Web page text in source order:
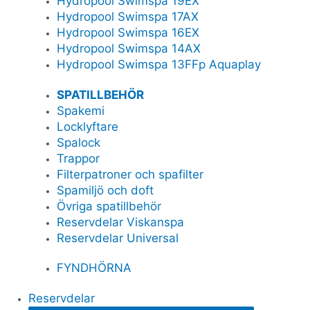
Hydropool Swimspa 17AX
Hydropool Swimspa 16EX
Hydropool Swimspa 14AX
Hydropool Swimspa 13FFp Aquaplay
SPATILLBEHÖR
Spakemi
Locklyftare
Spalock
Trappor
Filterpatroner och spafilter
Spamiljö och doft
Övriga spatillbehör
Reservdelar Viskanspa
Reservdelar Universal
FYNDHÖRNA
Reservdelar